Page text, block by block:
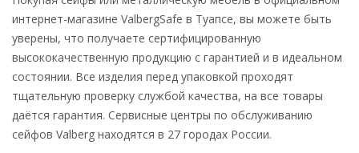
интернет-магазине ValbergSafe в Туапсе, вы можете быть
уверены, что получаете сертифицированную
высококачественную продукцию с гарантией и в идеальном
состоянии. Все изделия перед упаковкой проходят
тщательную проверку службой качества, на все товары
даётся гарантия. Сервисные центры по обслуживанию
сейфов Valberg находятся в 27 городах России.